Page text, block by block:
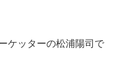
ケッターの松浦陽司で